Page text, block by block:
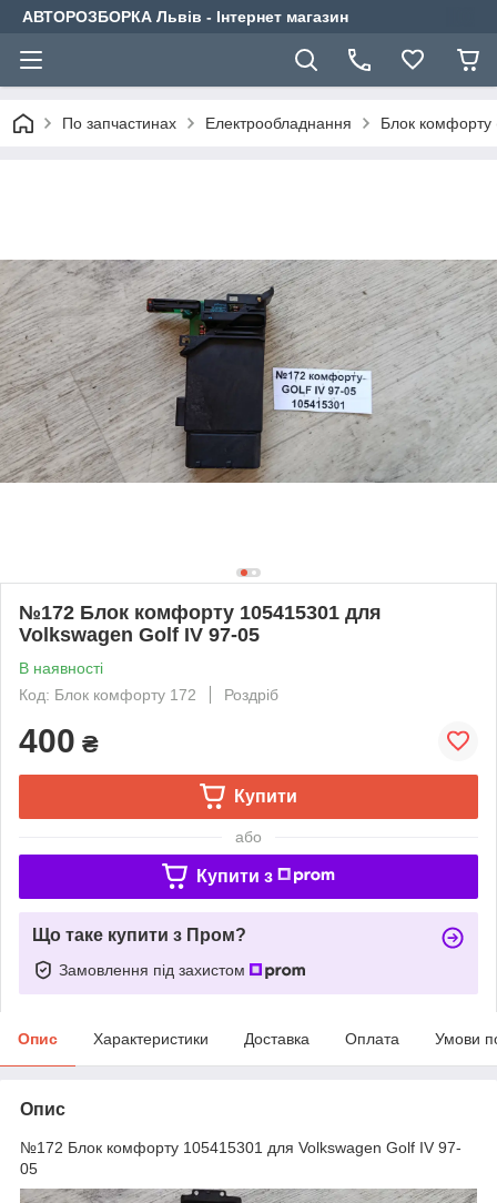
АВТОРОЗБОРКА Львів - Інтернет магазин
По запчастинах Електрообладнання Блок комфорту
№172 Блок комфорту 105415301 для
Volkswagen Golf IV 97-05
В наявності
Код: Блок комфорту 172
Роздріб
400 ₴
Купити
або
Купити з
Що таке купити з Пром?
Замовлення під захистом
Опис Характеристики Доставка Оплата Умови
Опис
№172 Блок комфорту 105415301 для Volkswagen Golf IV 97-
05